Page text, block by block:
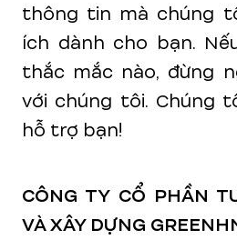
thông tin mà chúng
ích dành cho bạn.
thắc mắc nào, đừng
với chúng tôi. Chúng
hỗ trợ bạn!
CÔNG TY CỔ PHẦN
VÀ XÂY DỰNG